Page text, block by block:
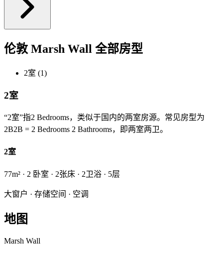
伦敦 Marsh Wall 全部房型
2室 (1)
2室
“2室”指2 Bedrooms，类似于国内的两室房源。常见房型为
2B2B = 2 Bedrooms 2 Bathrooms，即两室两卫。
2室
77m² · 2 卧室 · 2张床 · 2卫浴 · 5层
大窗户 · 存储空间 · 空调
地图
Marsh Wall